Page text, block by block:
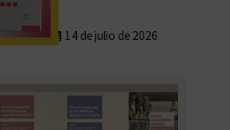
14 de julio de 2026